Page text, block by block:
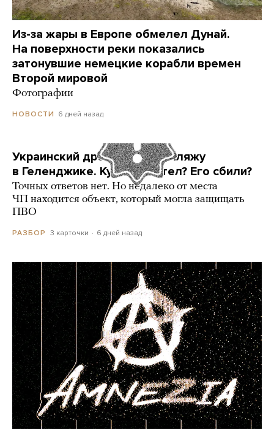
Из-за жары в Европе обмелел Дунай.
На поверхности реки показались
затонувшие немецкие корабли времен
Второй мировой
Фотографии
НОВОСТИ 6 дней назад
Украинский дрон попал по пляжу
в Геленджике. Куда он летел? Его сбили?
Точных ответов нет. Но недалеко от места
ЧП находится объект, который могла защищать
ПВО
РАЗБОР 3 карточки 6 дней назад